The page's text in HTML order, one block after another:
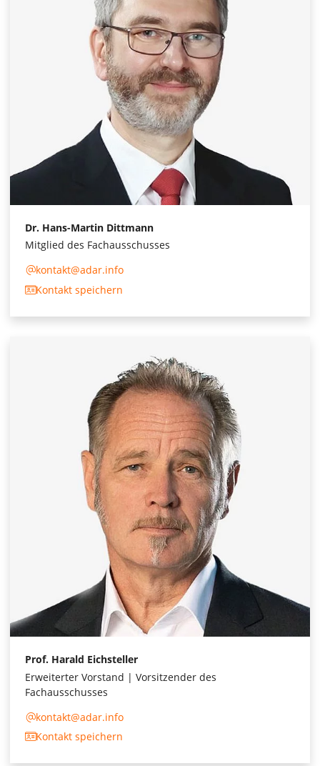
Dr. Hans-Martin Dittmann
Mitglied des Fachausschusses
kontakt@adar.info
Kontakt speichern
Prof. Harald Eichsteller
Erweiterter Vorstand | Vorsitzender des
Fachausschusses
kontakt@adar.info
Kontakt speichern